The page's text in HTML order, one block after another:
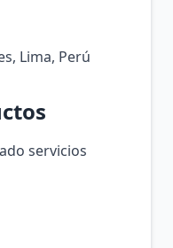
Lima, Perú
servicios